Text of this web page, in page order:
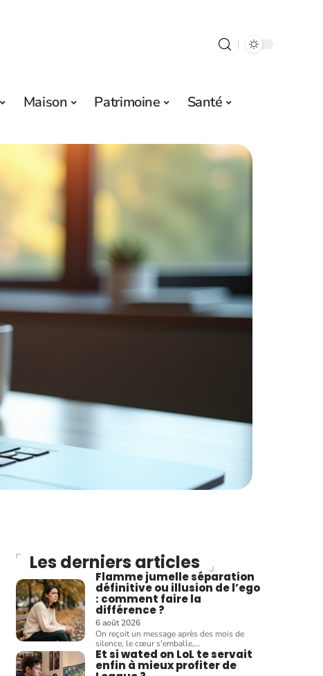
Maison Patrimoine Santé
Les derniers articles
Flamme jumelle séparation
définitive ou illusion de l’ego
: comment faire la
différence ?
6 août 2026
On reçoit un message après des mois de
silence, le cœur s'emballe,…
Et si wated on LoL te servait
enfin à mieux profiter de